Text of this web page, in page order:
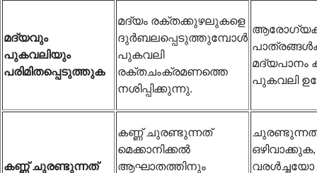
മദ്യവും
പുകവലിയും
പരിമിതപ്പെടുത്തുക
മദ്യം രക്തക്കുഴലുകളെ
ദുർബലപ്പെടുത്തുമ്പോൾ
പുകവലി
രക്തചംക്രമണത്തെ
നശിപ്പിക്കുന്നു.
പുകവലി
കണ്ണ് ചുരണ്ടുന്നത്
കണ്ണ് ചുരണ്ടുന്നത്
മെക്കാനിക്കൽ
ആഘാതത്തിനും
ഒഴിവാക്കുക,
വരൾച്ചയോ